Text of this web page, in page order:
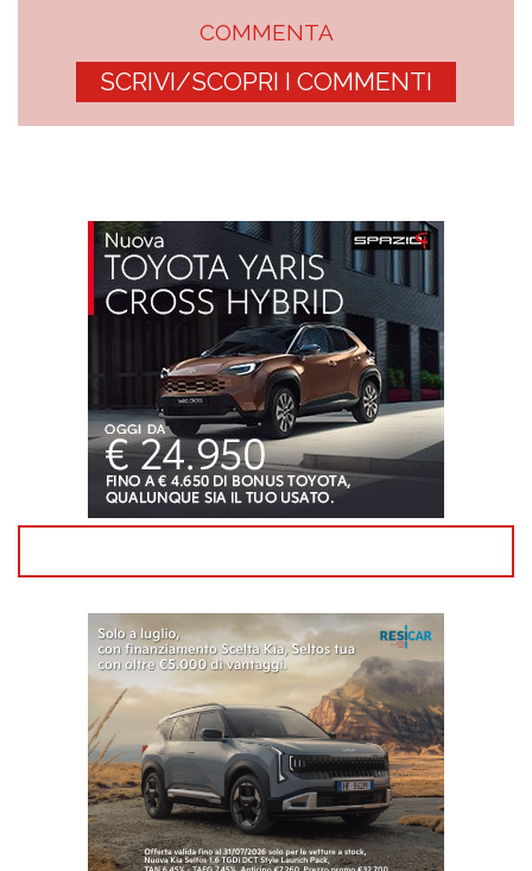
COMMENTA
SCRIVI/SCOPRI I COMMENTI